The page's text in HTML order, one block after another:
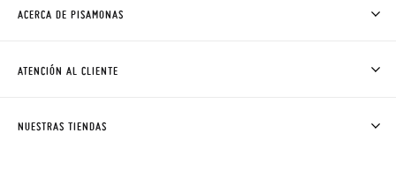
ACERCA DE PISAMONAS
CÓMO COMPRAR
ATENCIÓN AL CLIENTE
NUESTRAS TIENDAS